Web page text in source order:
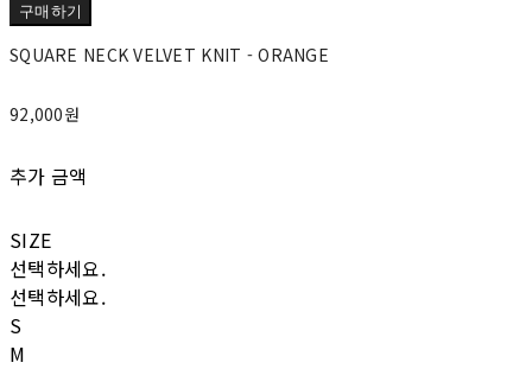
구매하기
SQUARE NECK VELVET KNIT - ORANGE
92,000원
추가 금액
SIZE
선택하세요.
선택하세요.
S
M